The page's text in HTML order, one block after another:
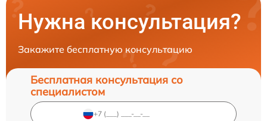
Нужна консультация?
Закажите бесплатную консультацию
Бесплатная консультация со
специалистом